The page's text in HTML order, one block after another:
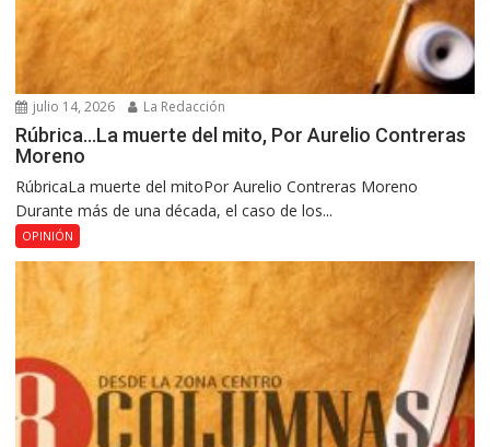
julio 14, 2026 La Redacción
Rúbrica…La muerte del mito, Por Aurelio Contreras
Moreno
RúbricaLa muerte del mitoPor Aurelio Contreras Moreno
Durante más de una década, el caso de los...
OPINIÓN